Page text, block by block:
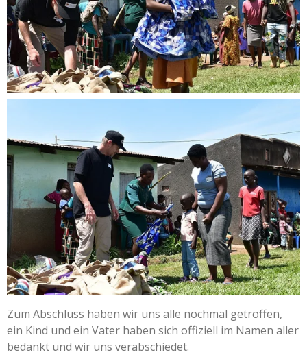
Zum Abschluss haben wir uns alle nochmal getroffen,
ein Kind und ein Vater haben sich offiziell im Namen aller
bedankt und wir uns verabschiedet.